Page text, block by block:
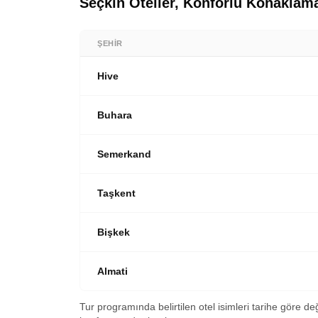
zamanın tadını çıkarıyoruz. Akşam
ve pasaport işlemlerimizin ardından
ŞEHIR
Hive
Buhara
Semerkand
Taşkent
Bişkek
Almati
Tur programında belirtilen otel isimleri tarihe göre